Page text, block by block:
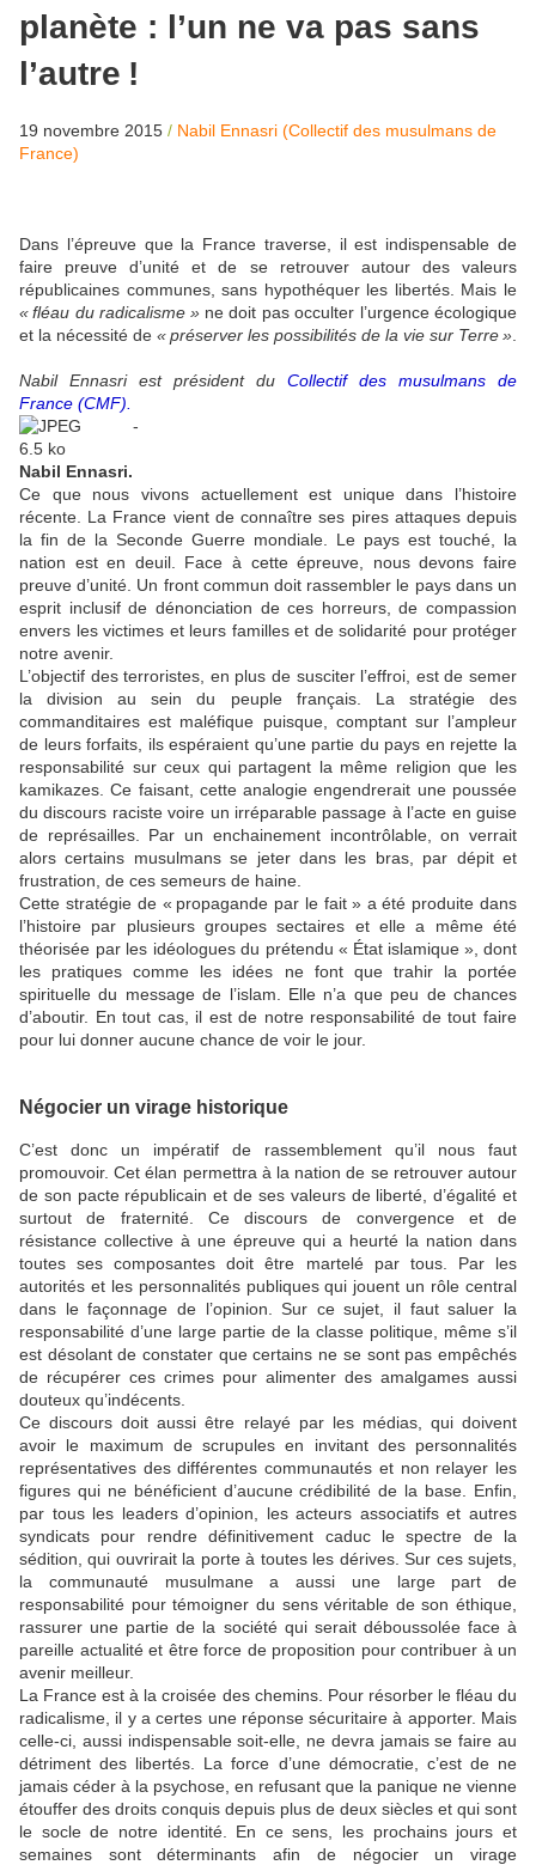
planète : l’un ne va pas sans
l’autre !
19 novembre 2015 / Nabil Ennasri (Collectif des musulmans de
France)
Dans l’épreuve que la France traverse, il est indispensable de
faire preuve d’unité et de se retrouver autour des valeurs
républicaines communes, sans hypothéquer les libertés. Mais le
« fléau du radicalisme »ne doit pas occulter l’urgence écologique
et la nécessité de «préserver les possibilités de la vie sur Terre»
Nabil Ennasri est président du Collectif des musulmans de
France (CMF)
Nabil Ennasri.
Ce que nous vivons actuellement est unique dans l’histoire
récente. La France vient de connaître ses pires attaques depuis
la fin de la Seconde Guerre mondiale. Le pays est touché, la
nation est en deuil. Face à cette épreuve, nous devons faire
preuve d’unité. Un front commun doit rassembler le pays dans un
esprit inclusif de dénonciation de ces horreurs, de compassion
envers les victimes et leurs familles et de solidarité pour protéger
notre avenir.
L’objectif des terroristes, en plus de susciter l’effroi, est de semer
la division au sein du peuple français. La stratégie des
commanditaires est maléfique puisque, comptant sur l’ampleur
de leurs forfaits, ils espéraient qu’une partie du pays en rejette la
responsabilité sur ceux qui partagent la même religion que les
kamikazes. Ce faisant, cette analogie engendrerait une poussée
du discours raciste voire un irréparable passage à l’acte en guise
de représailles. Par un enchainement incontrôlable, on verrait
alors certains musulmans se jeter dans les bras, par dépit et
frustration, de ces semeurs de haine.
Cette stratégie de « propagande par le fait » a été produite dans
l’histoire par plusieurs groupes sectaires et elle a même été
théorisée par les idéologues du prétendu « État islamique », dont
les pratiques comme les idées ne font que trahir la portée
spirituelle du message de l’islam. Elle n’a que peu de chances
d’aboutir. En tout cas, il est de notre responsabilité de tout faire
pour lui donner aucune chance de voir le jour.
Négocier un virage historique
C’est donc un impératif de rassemblement qu’il nous faut
promouvoir. Cet élan permettra à la nation de se retrouver autour
de son pacte républicain et de ses valeurs de liberté, d’égalité et
surtout de fraternité. Ce discours de convergence et de
résistance collective à une épreuve qui a heurté la nation dans
toutes ses composantes doit être martelé par tous. Par les
autorités et les personnalités publiques qui jouent un rôle central
dans le façonnage de l’opinion. Sur ce sujet, il faut saluer la
responsabilité d’une large partie de la classe politique, même s’il
est désolant de constater que certains ne se sont pas empêchés
de récupérer ces crimes pour alimenter des amalgames aussi
douteux qu’indécents.
Ce discours doit aussi être relayé par les médias, qui doivent
avoir le maximum de scrupules en invitant des personnalités
représentatives des différentes communautés et non relayer les
figures qui ne bénéficient d’aucune crédibilité de la base. Enfin,
par tous les leaders d’opinion, les acteurs associatifs et autres
syndicats pour rendre définitivement caduc le spectre de la
sédition, qui ouvrirait la porte à toutes les dérives. Sur ces sujets,
la communauté musulmane a aussi une large part de
responsabilité pour témoigner du sens véritable de son éthique,
rassurer une partie de la société qui serait déboussolée face à
pareille actualité et être force de proposition pour contribuer à un
avenir meilleur.
La France est à la croisée des chemins. Pour résorber le fléau du
radicalisme, il y a certes une réponse sécuritaire à apporter. Mais
celle-ci, aussi indispensable soit-elle, ne devra jamais se faire au
détriment des libertés. La force d’une démocratie, c’est de ne
jamais céder à la psychose, en refusant que la panique ne vienne
étouffer des droits conquis depuis plus de deux siècles et qui sont
le socle de notre identité. En ce sens, les prochains jours et
semaines sont déterminants afin de négocier un virage